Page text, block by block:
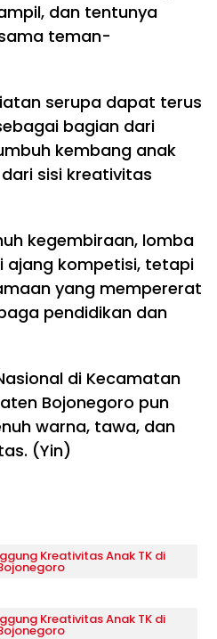
dan tentunya
teman-
serupa dapat terus
bagian dari
kembang anak
sisi kreativitas
kegembiraan, lomba
ajang kompetisi, tetapi
yang mempererat
pendidikan dan
di Kecamatan
Bojonegoro pun
warna, tawa, dan
(Yin)
Kreativitas Anak TK di
Kreativitas Anak TK di